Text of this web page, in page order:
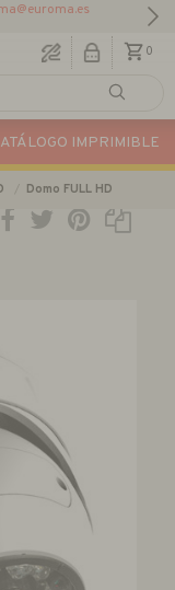
0
IMPRIMIBLE
Domo FULL HD